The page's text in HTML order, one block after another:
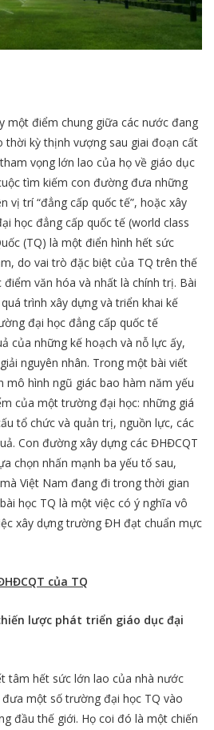
một điểm chung giữa các nước đang
thời kỳ thịnh vượng sau giai đoạn cất
vọng lớn lao của họ về giáo dục
tìm kiếm con đường đưa những
vị trí “đẳng cấp quốc tế”, hoặc xây
học đẳng cấp quốc tế (world class
(TQ) là một điển hình hết sức
do vai trò đặc biệt của TQ trên thế
văn hóa và nhất là chính trị. Bài
trình xây dựng và triển khai kế
đại học đẳng cấp quốc tế
của những kế hoạch và nỗ lực ấy,
nguyên nhân. Trong một bài viết
mô hình ngũ giác bao hàm năm yếu
của một trường đại học: những giá
tổ chức và quản trị, nguồn lực, các
Con đường xây dựng các ĐHĐCQT
chọn nhấn mạnh ba yếu tố sau,
Việt Nam đang đi trong thời gian
học TQ là một việc có ý nghĩa vô
xây dựng trường ĐH đạt chuẩn mực
của TQ
lược phát triển giáo dục đại
tâm hết sức lớn lao của nhà nước
một số trường đại học TQ vào
đầu thế giới. Họ coi đó là một chiến